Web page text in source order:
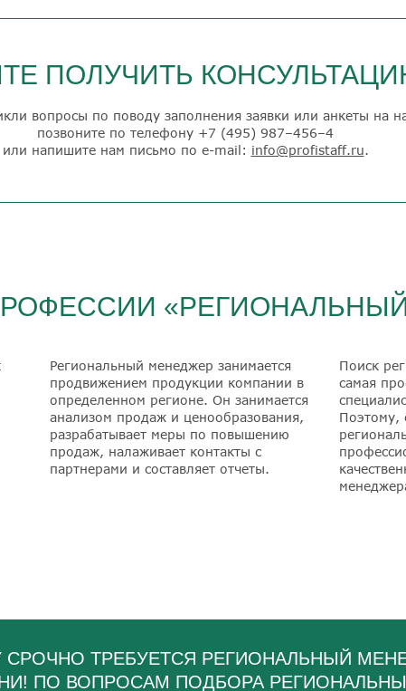
ПОЛУЧИТЬ
вопросы по поводу заполнения заявки или анкеты на
позвоните по телефону +7 (495) 987–456–4
или напишите нам письмо по e-mail: info@profistaff.ru.
Региональный менеджер занимается
продвижением продукции компании в
определенном регионе. Он занимается
анализом продаж и ценообразования,
разрабатывает меры по повышению
продаж, налаживает контакты с
партнерами и составляет отчеты.
Поиск
самая
Поэтому,
СРОЧНО ТРЕБУЕТСЯ РЕГИОНАЛЬНЫЙ
ПО ВОПРОСАМ ПОДБОРА